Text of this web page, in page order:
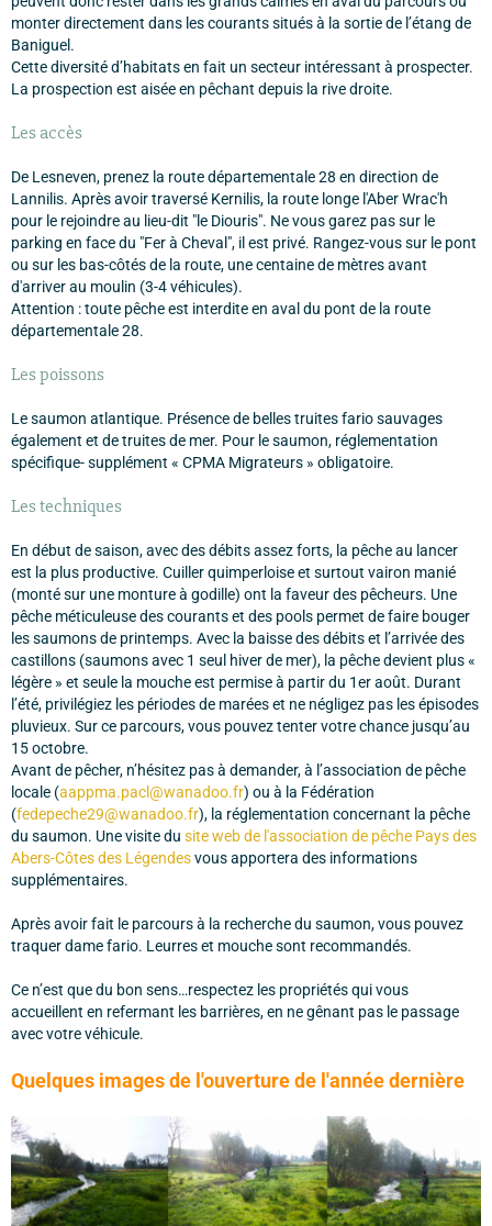
monter directement dans les courants situés à la sortie de l’étang de
Baniguel.
Cette diversité d’habitats en fait un secteur intéressant à prospecter.
La prospection est aisée en pêchant depuis la rive droite.
Les accès
De Lesneven, prenez la route départementale 28 en direction de
Lannilis. Après avoir traversé Kernilis, la route longe l'Aber Wrac'h
pour le rejoindre au lieu-dit "le Diouris". Ne vous garez pas sur le
parking en face du "Fer à Cheval", il est privé. Rangez-vous sur le pont
ou sur les bas-côtés de la route, une centaine de mètres avant
d'arriver au moulin (3-4 véhicules).
Attention : toute pêche est interdite en aval du pont de la route
départementale 28.
Les poissons
Le saumon atlantique. Présence de belles truites fario sauvages
également et de truites de mer. Pour le saumon, réglementation
spécifique- supplément « CPMA Migrateurs » obligatoire.
Les techniques
En début de saison, avec des débits assez forts, la pêche au lancer
est la plus productive. Cuiller quimperloise et surtout vairon manié
(monté sur une monture à godille) ont la faveur des pêcheurs. Une
pêche méticuleuse des courants et des pools permet de faire bouger
les saumons de printemps. Avec la baisse des débits et l’arrivée des
castillons (saumons avec 1 seul hiver de mer), la pêche devient plus «
légère » et seule la mouche est permise à partir du 1er août. Durant
l’été, privilégiez les périodes de marées et ne négligez pas les épisodes
pluvieux. Sur ce parcours, vous pouvez tenter votre chance jusqu’au
15 octobre.
Avant de pêcher, n’hésitez pas à demander, à l’association de pêche
locale (aappma.pacl@wanadoo.fr) ou à la Fédération
(fedepeche29@wanadoo.fr), la réglementation concernant la pêche
du saumon. Une visite du site web de l'association de pêche Pays des
Abers-Côtes des Légendesvous apportera des informations
supplémentaires.
Après avoir fait le parcours à la recherche du saumon, vous pouvez
traquer dame fario. Leurres et mouche sont recommandés.
Ce n’est que du bon sens…respectez les propriétés qui vous
accueillent en refermant les barrières, en ne gênant pas le passage
avec votre véhicule.
Quelques images de l'ouverture de l'année dernière